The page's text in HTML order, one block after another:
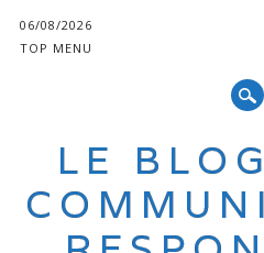
06/08/2026
TOP MENU
LE